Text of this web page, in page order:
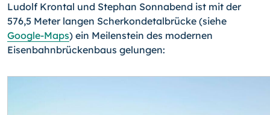
Ludolf Krontal und Stephan Sonnabend ist mit der
576,5 Meter langen Scherkondetal­brücke (siehe
Google-Maps) ein Meilenstein des modernen
Eisenbahnbrückenbaus gelungen: